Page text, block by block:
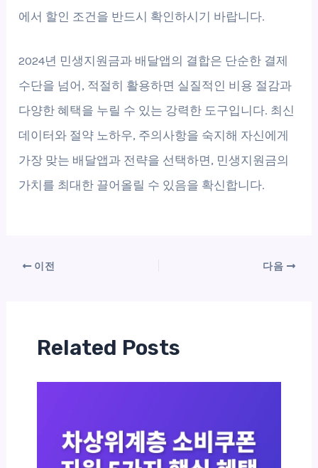
에서 할인 조건을 반드시 확인하시기 바랍니다.
2024년 민생지원금과 배달앱의 결합은 단순한 결제
수단을 넘어, 적절히 활용하면 실질적인 비용 절감과
다양한 혜택을 누릴 수 있는 강력한 도구입니다. 최신
데이터와 절약 노하우, 주의사항을 숙지해 자신에게
가장 맞는 배달앱과 전략을 선택하면, 민생지원금의
가치를 최대한 끌어올릴 수 있음을 확신합니다.
이전 다음
Related Posts